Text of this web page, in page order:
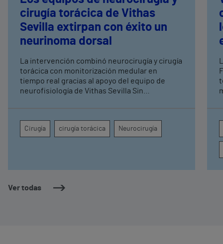
Ver todas
cirugía torácica de Vithas
Sevilla extirpan con éxito un
neurinoma dorsal
La intervención combinó neurocirugía y cirugía
torácica con monitorización medular en
tiempo real gracias al apoyo del equipo de
neurofisiología de Vithas Sevilla Sin
esfínteres y la sensibilidad desde la cadera
hasta la región perianal
Cirugía cirugía torácica Neurocirugía